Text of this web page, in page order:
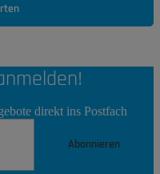
direkt ins Postfach
Abonnieren